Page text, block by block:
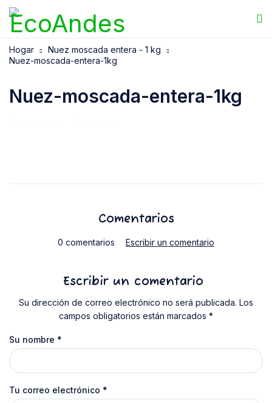
Hogar
Nuez moscada entera - 1 kg
Nuez-moscada-entera-1kg
Nuez-moscada-entera-1kg
Comentarios
0 comentarios Escribir un comentario
Escribir un comentario
Su dirección de correo electrónico no será publicada. Los
campos obligatorios están marcados *
Su nombre *
Tu correo electrónico *